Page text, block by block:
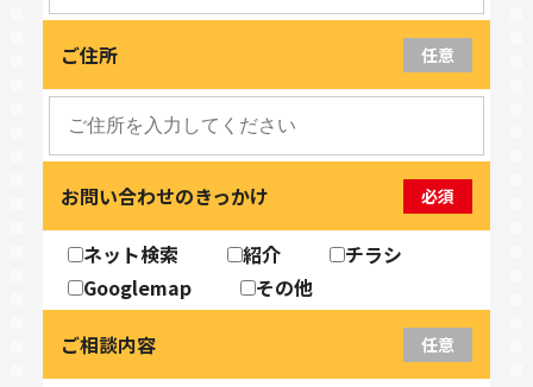
ご住所 任意
お問い合わせのきっかけ 必須
ネット検索 紹介
チラシ
Googlemap
その他
ご相談内容
任意